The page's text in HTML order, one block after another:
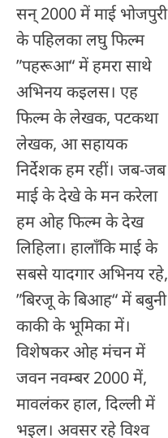
सन् 2000 में माई भोजपुरी
के पहिलका लघु फिल्म
”पहरूआ“ में हमरा साथे
अभिनय कइलस। एह
फिल्म के लेखक, पटकथा
लेखक, आ सहायक
निर्देशक हम रहीं। जब-जब
माई के देखे के मन करेला
हम ओह फिल्म के देख
लिहिला। हालाँकि माई के
सबसे यादगार अभिनय रहे,
”बिरजू के बिआह“ में बबुनी
काकी के भूमिका में।
विशेषकर ओह मंचन में
जवन नवम्बर 2000 में,
मावलंकर हाल, दिल्ली में
भइल। अवसर रहे विश्व